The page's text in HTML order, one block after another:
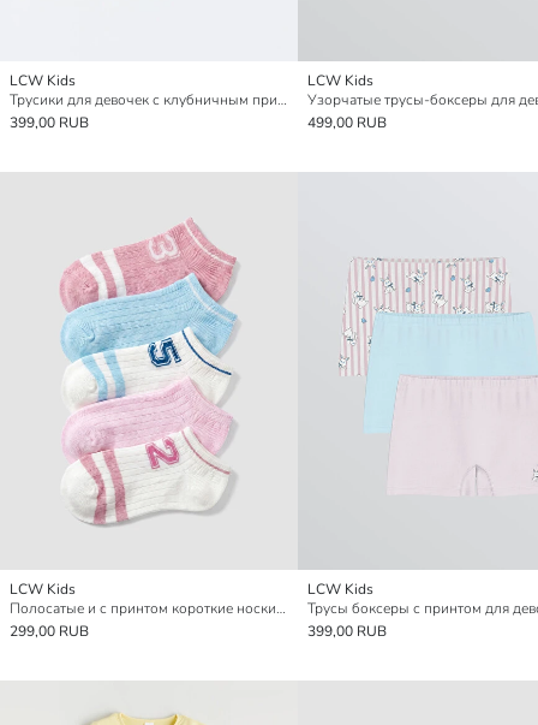
LCW Kids
Трусики для девочек с клубничным принтом, набор из 3 штук
399,00 RUB
LCW Kids
499,00 RUB
LCW Kids
Полосатые и с принтом короткие носки для девочек, комплект из 5 штук
299,00 RUB
LCW Kids
399,00 RUB